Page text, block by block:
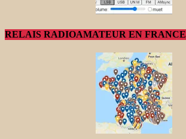
RELAIS RADIOAMATEUR EN FRANCE